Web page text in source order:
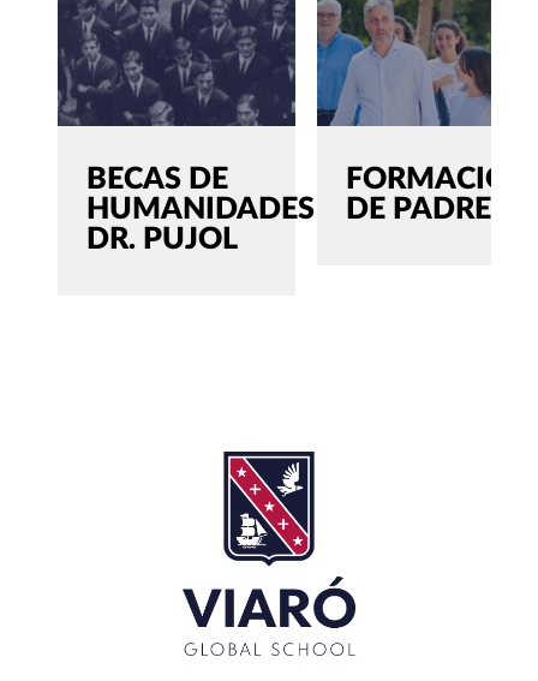
BECAS DE
HUMANIDADES
DR. PUJOL
FORMACIÓN
DE PADRES